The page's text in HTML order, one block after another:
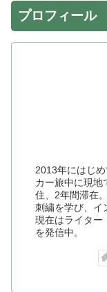
プロフィール
2013年にはじ
カー旅中に現地
住、2年間滞在
刺繍を学び、イ
現在はライター
を発信中。